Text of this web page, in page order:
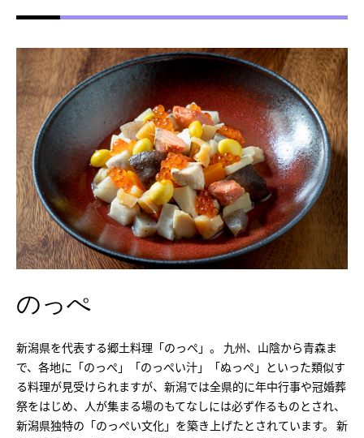
のっぺ
新潟県を代表する郷土料理「のっぺ」。 九州、山陰から青森ま
で、各地に「のっぺ」「のっぺい汁」「ぬっぺ」といった類似す
る料理が見受けられますが、新潟では全県的に年中行事や冠婚葬
祭をはじめ、人が集まる場のもてなしには必ず作るものとされ、
新潟県独特の「のっぺい文化」を築き上げたとされています。 新